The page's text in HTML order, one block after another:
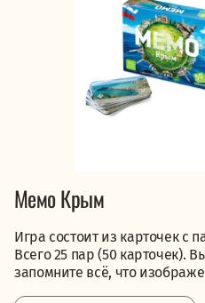
Мемо Крым
Игра состоит из карточек
Всего 25 пар (50 карточек).
запомните всё, что